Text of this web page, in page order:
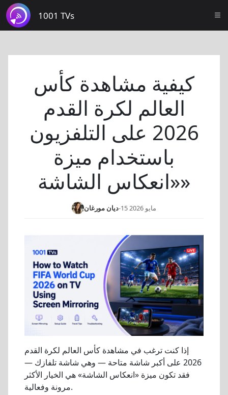
1001 TVs
كيفية مشاهدة كأس
العالم لكرة القدم
2026 على التلفزيون
باستخدام ميزة
«انعكاس الشاشة»
ديان مورغان- 15 مايو 2026
إذا كنت ترغب في مشاهدة كأس العالم لكرة القدم
2026 على أكبر شاشة متاحة — وهي شاشة تلفازك —
فقد تكون ميزة «انعكاس الشاشة» هي الخيار الأكثر
مرونة وفعالية.